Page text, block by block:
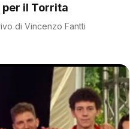
per il Torrita
di Vincenzo Fantti